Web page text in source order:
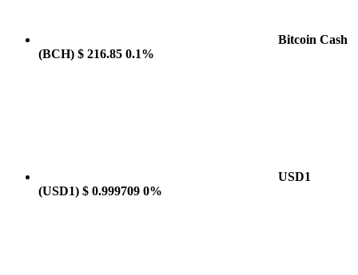
Bitcoin Cash
(BCH) $ 216.85 0.1%
USD1
(USD1) $ 0.999709 0%